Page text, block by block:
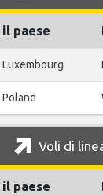
il paese
Luxembourg
Poland
Voli di
il paese